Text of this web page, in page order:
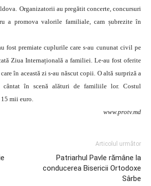
Organizatorii au pregătit concerte, concursuri
a promova valorile familiale, cam șubrezite în
fost premiate cuplurile care s-au cununat civil pe
Ziua Internațională a familiei. Le-au fost oferite
în această zi s-au născut copii. O altă surpriză a
în scenă alături de familiile lor. Costul
mii euro.
www.protv.md
Articolul următor
Patriarhul Pavle rămâne la
conducerea Bisericii Ortodoxe
Sârbe